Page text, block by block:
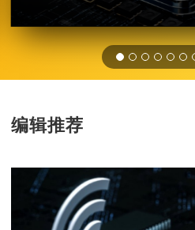
编辑推荐